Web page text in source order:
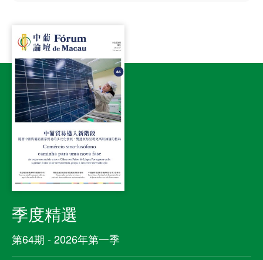
季度精選
第64期 - 2026年第一季